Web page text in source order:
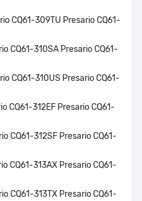
CQ61-309TU Presario CQ61-
CQ61-310SA Presario CQ61-
CQ61-310US Presario CQ61-
CQ61-312EF Presario CQ61-
CQ61-312SF Presario CQ61-
CQ61-313AX Presario CQ61-
CQ61-313TX Presario CQ61-